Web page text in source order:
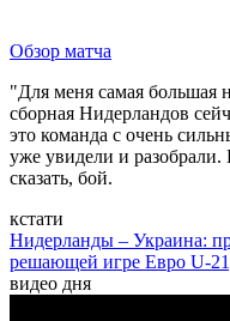
Обзор матча
"Для меня самая большая
сборная Нидерландов
это команда с очень
уже увидели и разобрали.
сказать, бой.
кстати
Нидерланды – Украина:
решающей игре Евро U-
видео дня